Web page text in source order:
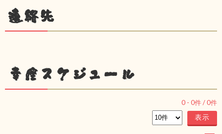
連絡先
幸座スケジュール
0 - 0件 /0件